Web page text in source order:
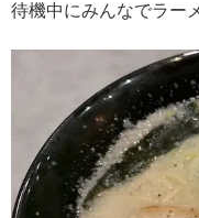
待機中にみんなでラー